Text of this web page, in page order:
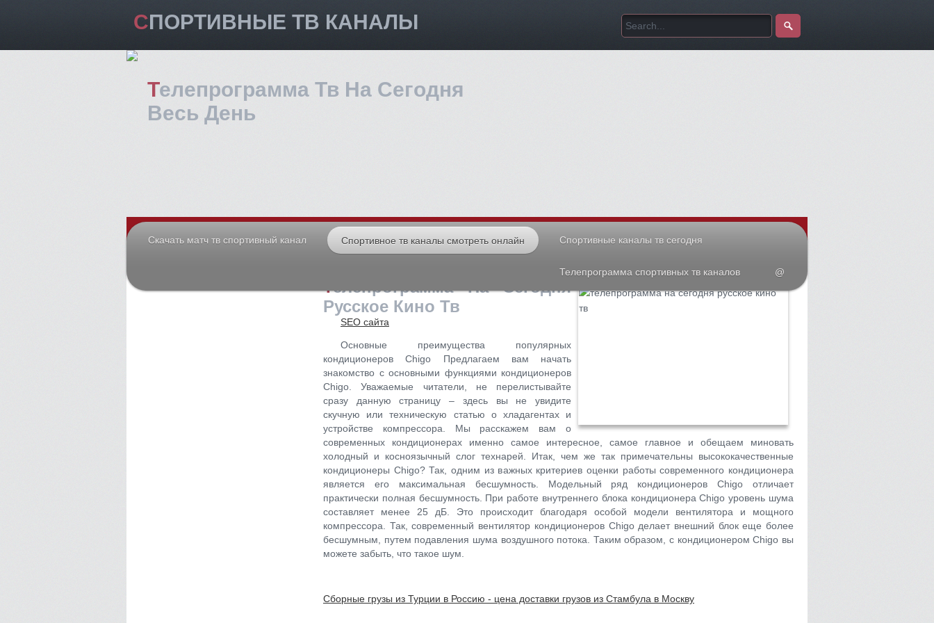
СПОРТИВНЫЕ ТВ КАНАЛЫ
Телепрограмма Тв На Сегодня
Весь День
Скачать матч тв спортивный канал Спортивное тв каналы смотреть онлайн Спортивные каналы тв сегодня
Телепрограмма спортивных тв каналов @
Телепрограмма На Сегодня
Русское Кино Тв
SEO сайта
Основные преимущества популярных
кондиционеров Chigo Предлагаем вам начать
знакомство с основными функциями кондиционеров
Chigo. Уважаемые читатели, не перелистывайте
сразу данную страницу – здесь вы не увидите
скучную или техническую статью о хладагентах и
устройстве компрессора. Мы расскажем вам о
современных кондиционерах именно самое интересное, самое главное и обещаем миновать
холодный и косноязычный слог технарей. Итак, чем же так примечательны высококачественные
кондиционеры Chigo? Так, одним из важных критериев оценки работы современного кондиционера
является его максимальная бесшумность. Модельный ряд кондиционеров Chigo отличает
практически полная бесшумность. При работе внутреннего блока кондиционера Chigo уровень шума
составляет менее 25 дБ. Это происходит благодаря особой модели вентилятора и мощного
компрессора. Так, современный вентилятор кондиционеров Chigo делает внешний блок еще более
бесшумным, путем подавления шума воздушного потока. Таким образом, с кондиционером Chigo вы
можете забыть, что такое шум.
Сборные грузы из Турции в Россию - цена доставки грузов из Стамбула в Москву